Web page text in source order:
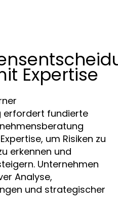
Expertise
erfordert fundierte
um Risiken zu
erkennen und
Unternehmen
Analyse,
und strategischer